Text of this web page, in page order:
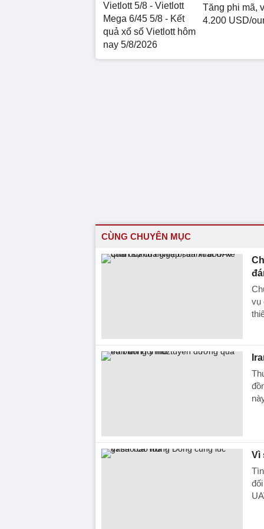
Vietlott 5/8 - Vietlott
Mega 6/45 5/8 - Kết
quả xổ số Vietlott hôm
nay 5/8/2026
Tăng phi mã,
4.200 USD/
CÙNG CHUYÊN MỤC
vụ
Vì